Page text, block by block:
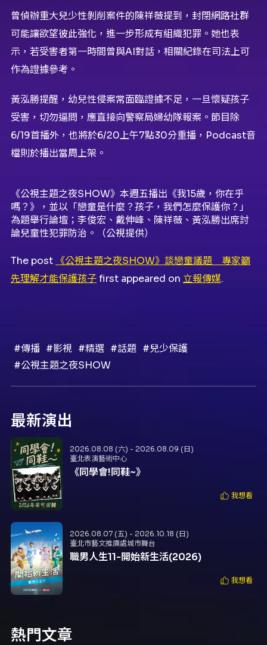
曾偵辦重大兒少性剝削案件的陳祥薇提到，封閉網路社群
可能讓欲望彼此強化，進一步形成有組織犯罪。她也表
示，若受害者第一時間曾與AI對話，相關紀錄在司法上可
作為證據參考。
黃泓勝提醒，幼兒性侵案常面臨證據不足，一旦懷疑孩子
受害，切勿逼問，應直接向警察局婦幼隊報案。節目除
6/19首播外，也將於6/20上午7點30分重播，Podcast音
檔則於播出當周上架。
《公視主題之夜SHOW》本週五播出《我15歲，你在乎
嗎？》，並以「戀童是什麼？孩子，我們怎麼保護你？」
為題舉行論壇；李俊宏、戴伸峰、陳祥薇、黃泓勝出席討
論兒童性犯罪防治。（公視提供）
The post 《公視主題之夜SHOW》談戀童議題 專家籲
先理解才能保護孩子first appeared on 立報傳媒.
#傳播 #影視 #精選 #話題 #兒少保護
#公視主題之夜SHOW
最新演出
2026.08.08 (六) - 2026.08.09 (日)
臺北表演藝術中心
《同學會!同鞋~》
我想看
2026.08.07 (五) - 2026.10.18 (日)
臺北市藝文推廣處城市舞台
職男人生11-開始新生活(2026)
我想看
熱門文章